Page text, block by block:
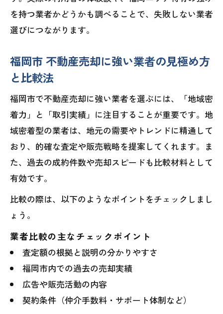
仲介と買取の違いを知って適正価格を見抜く
方法
いとは
仲介と買取の価格差が生まれる理由を徹
適正価格を見抜くための査定比較ポイン
ト紹介
不動産買取業者ランキングも判断材料に
活用
福岡 不動産売却で後悔しない依頼先の選
び方
売却成功者が実践した比較検討の具体的
手順
を持つ業者かどうかも調べることで、失敗しない業者
選びにつながります。
福岡市 不動産売却に強い業者の見極め方
と比較法
福岡市で不動産売却に強い業者を選ぶには、「地域密
着力」と「取引実績」に注目することが重要です。地
域密着型の業者は、地元の需要やトレンドに精通して
おり、的確な査定や販売戦略を提案してくれます。ま
た、過去の成約件数や売却スピードも比較材料として
有効です。
比較の際は、以下のようなポイントをチェックしまし
ょう。
業者比較の主なチェックポイント
査定額の根拠と説明の分かりやすさ
福岡市内での過去の売却実績
広告や販売活動の内容
契約条件（仲介手数料・サポート体制など）